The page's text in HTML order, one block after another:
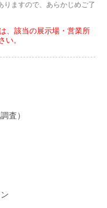
ますので、あらかじめご了
、該当の展示場・営業所
い。
査）